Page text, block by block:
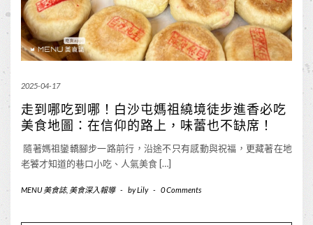
2025-04-17
走到哪吃到哪！白沙屯媽祖繞境徒步進香必吃
美食地圖：在信仰的路上，味蕾也不缺席！
隨著媽祖鑾轎腳步一路前行，沿途不只有感動與祝福，更藏著在地
老饕才知道的巷口小吃、人氣美食 […]
MENU 美食誌, 美食深入報導 - byLily - 0 Comments